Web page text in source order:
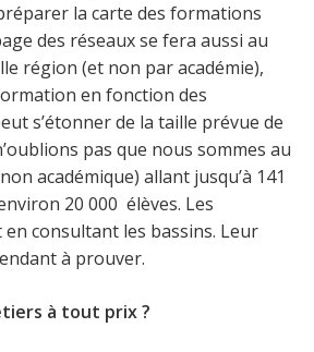
la carte des formations
des réseaux se fera aussi au
région (et non par académie),
en fonction des
s’étonner de la taille prévue de
pas que nous sommes au
académique) allant jusqu’à 141
20 000 élèves. Les
consultant les bassins. Leur
à prouver.
à tout prix ?